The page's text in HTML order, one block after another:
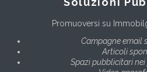
Promuoversi su
Campagne email
Articoli
Spazi pubblicitari